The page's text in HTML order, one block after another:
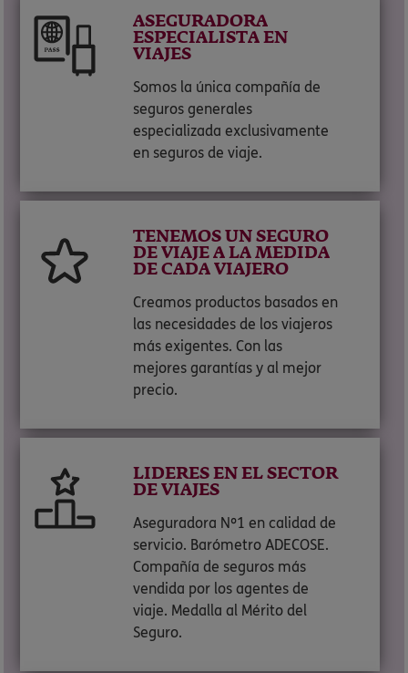
ASEGURADORA
ESPECIALISTA EN
VIAJES
Somos la única compañía de
seguros generales
especializada exclusivamente
en seguros de viaje.
TENEMOS UN SEGURO
DE VIAJE A LA MEDIDA
DE CADA VIAJERO
Creamos productos basados en
las necesidades de los viajeros
más exigentes. Con las
mejores garantías y al mejor
precio.
LIDERES EN EL SECTOR
DE VIAJES
Aseguradora Nº1 en calidad de
servicio. Barómetro ADECOSE.
Compañía de seguros más
vendida por los agentes de
viaje. Medalla al Mérito del
Seguro.